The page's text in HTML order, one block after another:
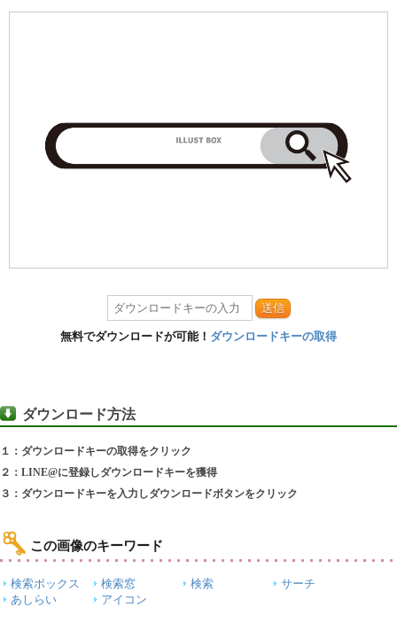
送信
無料でダウンロードが可能！ ダウンロードキーの取得
ダウンロード方法
１：ダウンロードキーの取得をクリック
２：LINE@に登録しダウンロードキーを獲得
３：ダウンロードキーを入力しダウンロードボタンをクリック
この画像のキーワード
検索ボックス 検索窓 検索
サーチ
あしらい
アイコン